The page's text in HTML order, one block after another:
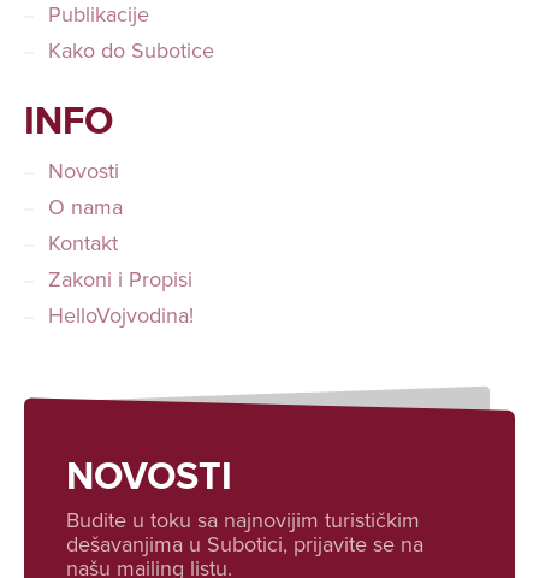
Publikacije
Kako do Subotice
INFO
Novosti
O nama
Kontakt
Zakoni i Propisi
HelloVojvodina!
NOVOSTI
Budite u toku sa najnovijim turističkim
dešavanjima u Subotici, prijavite se na
našu mailing listu.